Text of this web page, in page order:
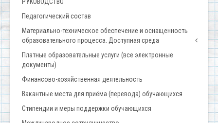
Педагогический состав
Материально-техническое обеспечение и оснащенность
образовательного процесса. Доступная среда
Платные образовательные услуги (все электронные
документы)
Финансово-хозяйственная деятельность
Вакантные места для приёма (перевода) обучающихся
Стипендии и меры поддержки обучающихся